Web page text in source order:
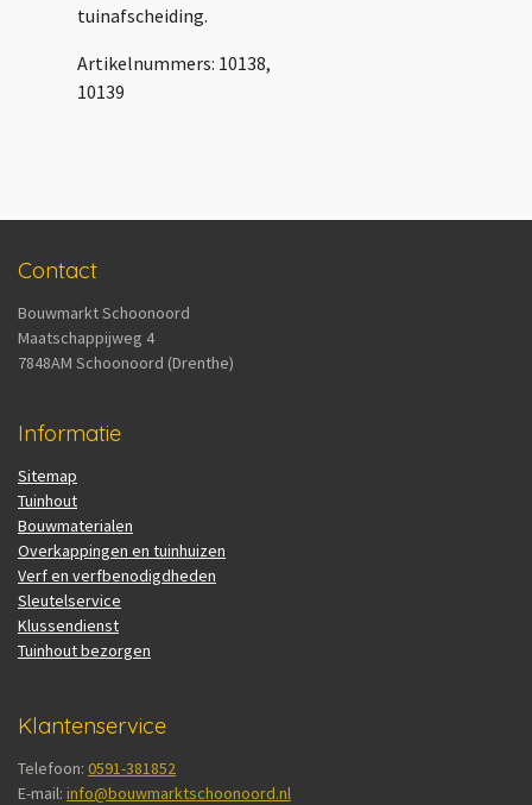
tuinafscheiding.
Artikelnummers: 10138,
10139
Contact
Bouwmarkt Schoonoord
Maatschappijweg 4
7848AM Schoonoord (Drenthe)
Informatie
Sitemap
Tuinhout
Bouwmaterialen
Overkappingen en tuinhuizen
Verf en verfbenodigdheden
Sleutelservice
Klussendienst
Tuinhout bezorgen
Klantenservice
Telefoon: 0591-381852
E-mail: info@bouwmarktschoonoord.nl